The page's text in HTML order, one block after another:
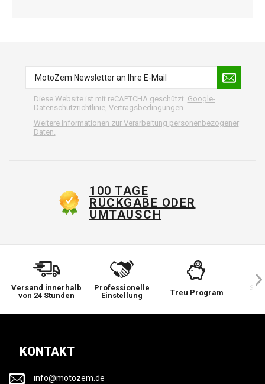
Diese Website ist mit reCAPTCHA geschützt. Google-
Datenschutzrichtlinie, Vertragsbedingungen
Weitere Informationen zur Verarbeitung personenbezogener
Daten.
100 TAGE
RÜCKGABE ODER
UMTAUSCH
Versand innerhalb
von 24 Stunden
Professionelle
Einstellung
Treu Program
Sie
KONTAKT
info@motozem.de